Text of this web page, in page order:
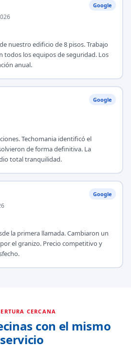
Google
nuestro edificio de 8 pisos. Trabajo
todos los equipos de seguridad. Los
anual.
Google
Techomania identificó el
de forma definitiva. La
total tranquilidad.
Google
la primera llamada. Cambiaron un
el granizo. Precio competitivo y
CERCANA
con el mismo
servicio